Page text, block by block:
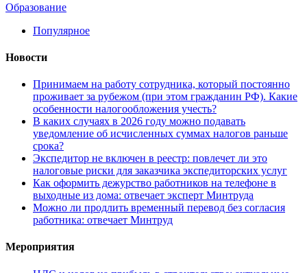
Образование
Популярное
Новости
Принимаем на работу сотрудника, который постоянно
проживает за рубежом (при этом гражданин РФ). Какие
особенности налогообложения учесть?
В каких случаях в 2026 году можно подавать
уведомление об исчисленных суммах налогов раньше
срока?
Экспедитор не включен в реестр: повлечет ли это
налоговые риски для заказчика экспедиторских услуг
Как оформить дежурство работников на телефоне в
выходные из дома: отвечает эксперт Минтруда
Можно ли продлить временный перевод без согласия
работника: отвечает Минтруд
Мероприятия